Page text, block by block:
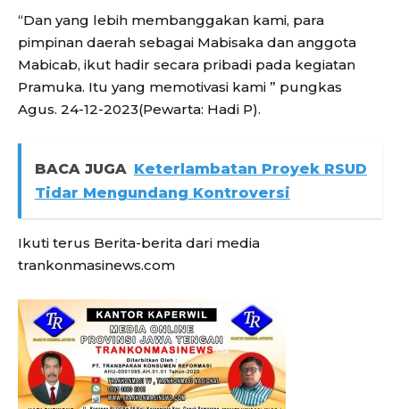
“Dan yang lebih membanggakan kami, para
pimpinan daerah sebagai Mabisaka dan anggota
Mabicab, ikut hadir secara pribadi pada kegiatan
Pramuka. Itu yang memotivasi kami ” pungkas
Agus. 24-12-2023(Pewarta: Hadi P).
BACA JUGA Keterlambatan Proyek RSUD
Tidar Mengundang Kontroversi
Ikuti terus Berita-berita dari media
trankonmasinews.com